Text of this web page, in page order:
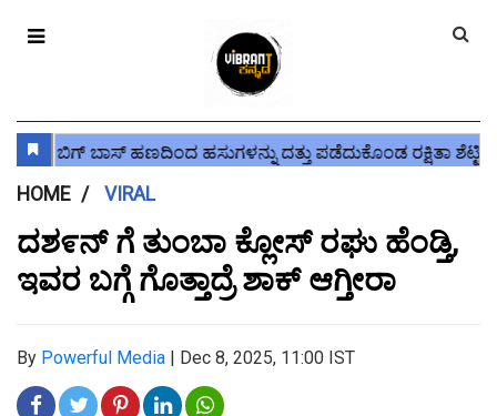
HOME VIRAL
ದಶ೯ನ್ ಗೆ ತುಂಬಾ ಕ್ಲೋಸ್ ರಘು ಹೆಂಡ್ತಿ,
ಇವರ ಬಗ್ಗೆ ಗೊತ್ತಾದ್ರೆ ಶಾಕ್ ಆಗ್ತೀರಾ
By Powerful Media | Dec 8, 2025, 11:00 IST